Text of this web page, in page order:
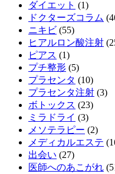
ダイエット (1)
ドクターズコラム
ニキビ (55)
ヒアルロン酸注射
ピアス (1)
プチ整形 (5)
プラセンタ (10)
プラセンタ注射 (3)
ボトックス (23)
ミラドライ (3)
メソテラピー (2)
メディカルエステ
出会い (27)
医師へのあこがれ